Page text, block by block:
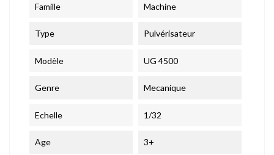
Famille Machine
Type Pulvérisateur
Modèle UG 4500
Genre Mecanique
Echelle 1/32
Age 3+